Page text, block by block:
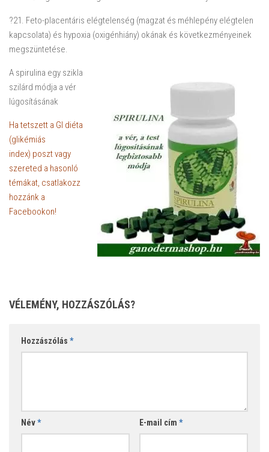
?21. Feto-placentáris elégtelenség (magzat és méhlepény elégtelen
kapcsolata) és hypoxia (oxigénhiány) okának és következményeinek
megszüntetése.
A spirulina egy szikla
szilárd módja a vér
lúgosításának
Ha tetszett a GI diéta
(glikémiás
index) poszt vagy
szereted a hasonló
témákat, csatlakozz
hozzánk a
Facebookon!
VÉLEMÉNY, HOZZÁSZÓLÁS?
Hozzászólás *
Név* E-mail cím *